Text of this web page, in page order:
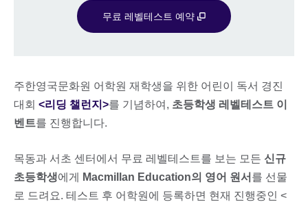
무료 레벨테스트 예약
주한영국문화원 어학원 재학생을 위한 어린이 독서 경진
대회 <리딩 챌런지>를 기념하여, 초등학생 레벨테스트 이
벤트를 진행합니다.
목동과 서초 센터에서 무료 레벨테스트를 보는 모든 신규
초등학생에게 Macmillan Education의 영어 원서 를 선물
로 드려요. 테스트 후 어학원에 등록하면 현재 진행중인 <